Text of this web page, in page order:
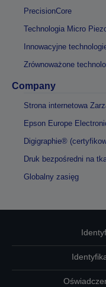
PrecisionCore
Technologia Micro
Innowacyjne
Zrównoważone
Company
Strona internetowa
Epson Europe
Digigraphie®
Druk bezpośredni na
Globalny zasięg